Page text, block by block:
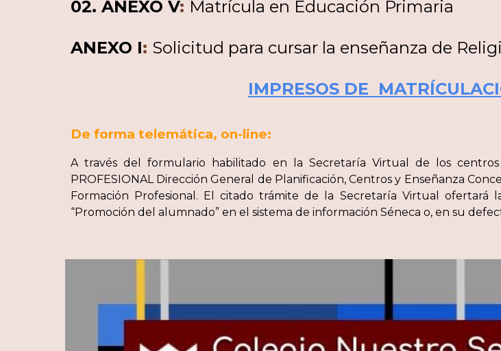
02. ANEXO V: Matrícula en Educación Primaria
ANEXO I: Solicitud para cursar la enseñanza de
IMPRESOS DE
De forma telemática, on-line:
A través del formulario habilitado en la Secretaría Virtual de los centros
PROFESIONAL Dirección General de Planificación, Centros y Enseñanza
Formación Profesional. El citado trámite de la Secretaría Virtual
“Promoción del alumnado” en el sistema de información Séneca o, en su